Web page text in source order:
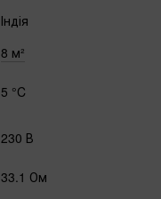
Індія
8 м²
5 °C
230 В
33.1 Ом